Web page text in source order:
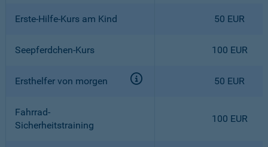
Erste-Hilfe-Kurs am Kind 50 EUR
Seepferdchen-Kurs 100 EUR
Ersthelfer von morgen 50 EUR
Fahrrad-
Sicherheitstraining
100 EUR